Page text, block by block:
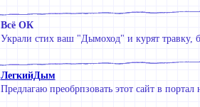
Всё ОК
Украли стих ваш "Дымоход" и курят травку,
ЛегкийДым
Предлагаю преобрпзовать этот сайт в